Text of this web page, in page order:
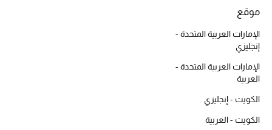
العطور
مكتشف العطور
المكياج
العناية بالبشرة
مستحضرات العناية
موقع
الإمارات العربية المتحدة -
إنجليزي
الإمارات العربية المتحدة -
العربية
الكويت - إنجليزي
الكويت - العربية